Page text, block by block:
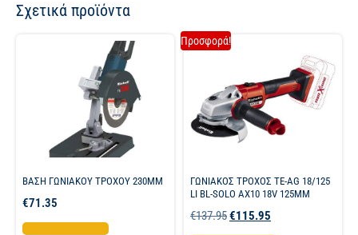
Σχετικά προϊόντα
ΒΑΣΗ ΓΩΝΙΑΚΟΥ ΤΡΟΧΟΥ 230MM
€71.35
Προσθήκη στο καλάθι
Προσφορά!
ΓΩΝΙΑΚΟΣ ΤΡΟΧΟΣ TE-AG 18/125
LI BL-SOLO AX10 18V 125MM
€137.95€115.95